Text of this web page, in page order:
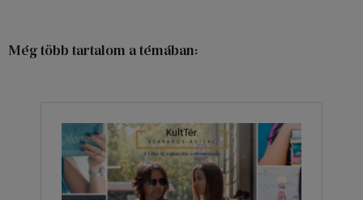
Még több tartalom a témában: